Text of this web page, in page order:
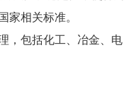
家相关标准。
，包括化工、冶金、电